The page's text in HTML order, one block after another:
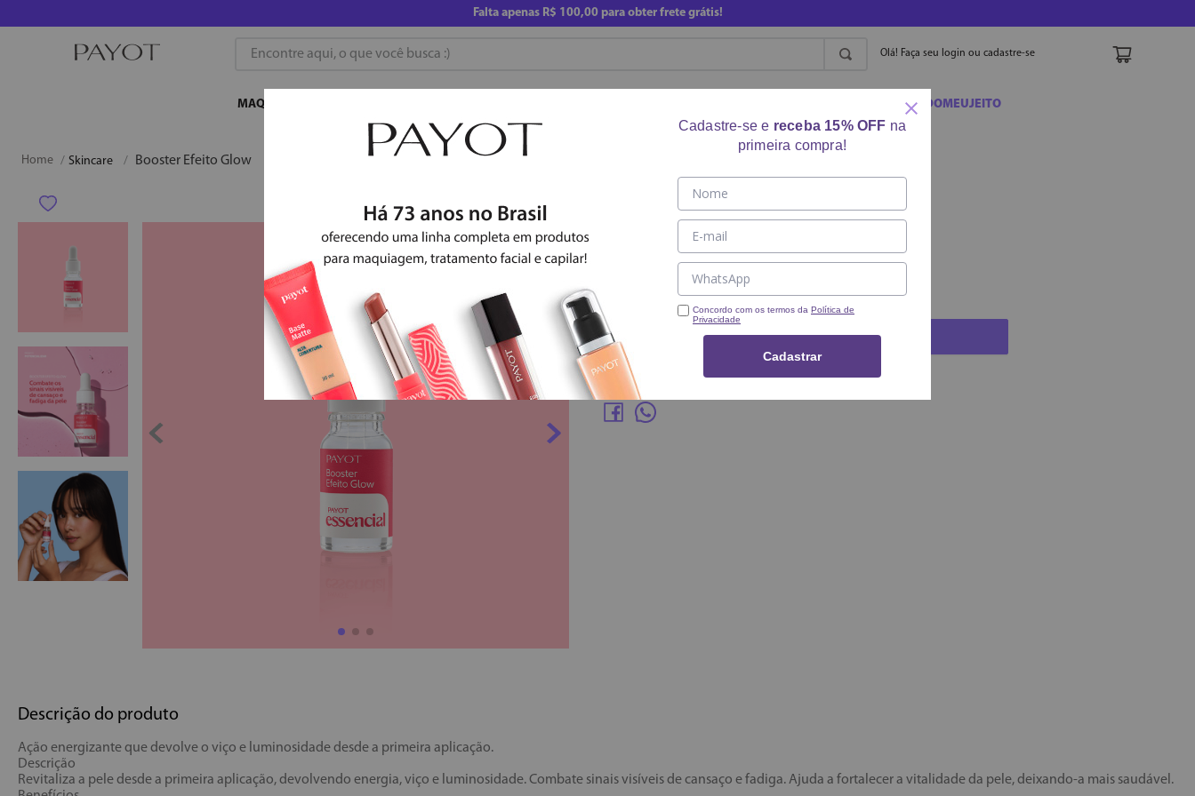
Falta apenas R$ 100,00para obter frete grátis!
Encontre aqui, o que você busca :)
Olá! Faça seu login ou cadastre-se
MAQUIAGEM #PAYOTDOMEUJEITO
Skincare Booster Efeito Glow
BOOSTER EFEITO GLOW
90
98sem juros
－ COMPRAR
Compartilhar
Descrição do produto
Ação energizante que devolve o viço e luminosidade desde a primeira aplicação.
Descrição
Revitaliza a pele desde a primeira aplicação, devolvendo energia, viço e luminosidade. Combate sinais visíveis de cansaço e fadiga. Ajuda a fortalecer a vitalidade da pele, deixando-a mais saudável.
Cadastre-se e receba 15% OFF na
primeira compra!
Concordo com os termos da Política de
Privacidade
Cadastrar